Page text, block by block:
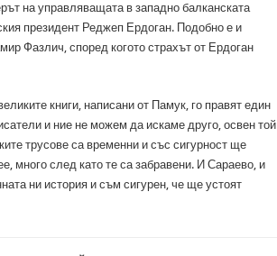
на управляващата в западно балканската
президент Реджеп Ердоган. Подобно е и
Фазлич, според когото страхът от Ердоган
книги, написани от Памук, го правят един
и ние не можем да искаме друго, освен той
трусове са временни и със сигурност ще
много след като те са забравени. И Сараево, и
ни история и съм сигурен, че ще устоят